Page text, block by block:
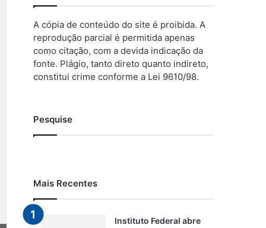
A cópia de conteúdo do site é proibida. A
reprodução parcial é permitida apenas
como citação, com a devida indicação da
fonte. Plágio, tanto direto quanto indireto,
constitui crime conforme a Lei 9610/98.
Pesquise
Mais Recentes
Instituto Federal abre